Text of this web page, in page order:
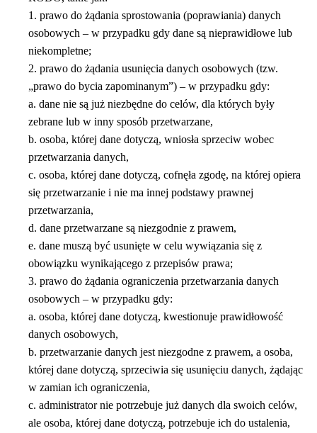
1. prawo do żądania sprostowania (poprawiania) danych
osobowych – w przypadku gdy dane są nieprawidłowe lub
niekompletne;
2. prawo do żądania usunięcia danych osobowych (tzw.
„prawo do bycia zapominanym”) – w przypadku gdy:
a. dane nie są już niezbędne do celów, dla których były
zebrane lub w inny sposób przetwarzane,
b. osoba, której dane dotyczą, wniosła sprzeciw wobec
przetwarzania danych,
c. osoba, której dane dotyczą, cofnęła zgodę, na której opiera
się przetwarzanie i nie ma innej podstawy prawnej
przetwarzania,
d. dane przetwarzane są niezgodnie z prawem,
e. dane muszą być usunięte w celu wywiązania się z
obowiązku wynikającego z przepisów prawa;
3. prawo do żądania ograniczenia przetwarzania danych
osobowych – w przypadku gdy:
a. osoba, której dane dotyczą, kwestionuje prawidłowość
danych osobowych,
b. przetwarzanie danych jest niezgodne z prawem, a osoba,
której dane dotyczą, sprzeciwia się usunięciu danych, żądając
w zamian ich ograniczenia,
c. administrator nie potrzebuje już danych dla swoich celów,
ale osoba, której dane dotyczą, potrzebuje ich do ustalenia,